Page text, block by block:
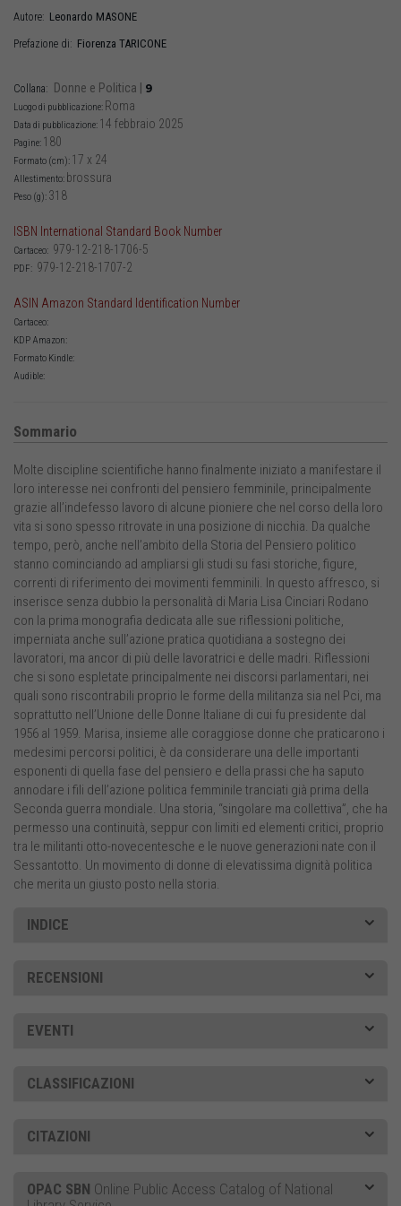
Autore: Leonardo MASONE
Prefazione di: Fiorenza TARICONE
Collana: Donne e Politica 9
Luogo di pubblicazione: Roma
Data di pubblicazione: 14 febbraio 2025
Pagine: 180
Formato (cm): 17 x 24
Allestimento: brossura
Peso (g): 318
ISBN International Standard Book Number
Cartaceo: 979-12-218-1706-5
PDF: 979-12-218-1707-2
ASIN Amazon Standard Identification Number
Cartaceo:
KDP Amazon:
Formato Kindle:
Audible:
Sommario
Molte discipline scientifiche hanno finalmente iniziato a manifestare il
loro interesse nei confronti del pensiero femminile, principalmente
grazie all’indefesso lavoro di alcune pioniere che nel corso della loro
vita si sono spesso ritrovate in una posizione di nicchia. Da qualche
tempo, però, anche nell’ambito della Storia del Pensiero politico
stanno cominciando ad ampliarsi gli studi su fasi storiche, figure,
correnti di riferimento dei movimenti femminili. In questo affresco, si
inserisce senza dubbio la personalità di Maria Lisa Cinciari Rodano
con la prima monografia dedicata alle sue riflessioni politiche,
imperniata anche sull’azione pratica quotidiana a sostegno dei
lavoratori, ma ancor di più delle lavoratrici e delle madri. Riflessioni
che si sono espletate principalmente nei discorsi parlamentari, nei
quali sono riscontrabili proprio le forme della militanza sia nel Pci, ma
soprattutto nell’Unione delle Donne Italiane di cui fu presidente dal
1956 al 1959. Marisa, insieme alle coraggiose donne che praticarono i
medesimi percorsi politici, è da considerare una delle importanti
esponenti di quella fase del pensiero e della prassi che ha saputo
annodare i fili dell’azione politica femminile tranciati già prima della
Seconda guerra mondiale. Una storia, “singolare ma collettiva”, che ha
permesso una continuità, seppur con limiti ed elementi critici, proprio
tra le militanti otto-novecentesche e le nuove generazioni nate con il
Sessantotto. Un movimento di donne di elevatissima dignità politica
che merita un giusto posto nella storia.
INDICE
RECENSIONI
EVENTI
CLASSIFICAZIONI
CITAZIONI
OPAC SBN Online Public Access Catalog of National